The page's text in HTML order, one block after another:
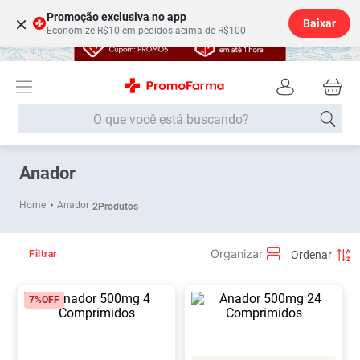
× Promoção exclusiva no app
Economize R$10 em pedidos acima de R$100
Baixar
O que você está buscando?
Anador
Anador 2Produtos
Filtrar
7%OFF
Termos mais buscados
1 Fralda
3º
5º Fralda G